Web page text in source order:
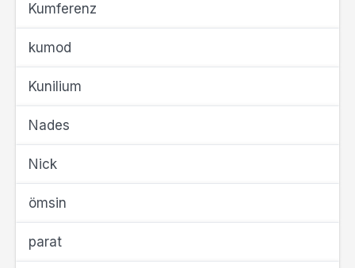
Kumferenz
kumod
Kunilium
Nades
Nick
ömsin
parat